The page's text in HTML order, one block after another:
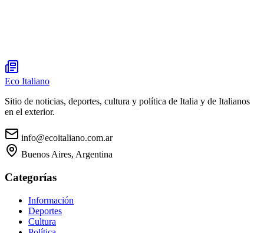
Eco Italiano
Sitio de noticias, deportes, cultura y política de Italia y de Italianos
en el exterior.
info@ecoitaliano.com.ar
Buenos Aires, Argentina
Categorías
Información
Deportes
Cultura